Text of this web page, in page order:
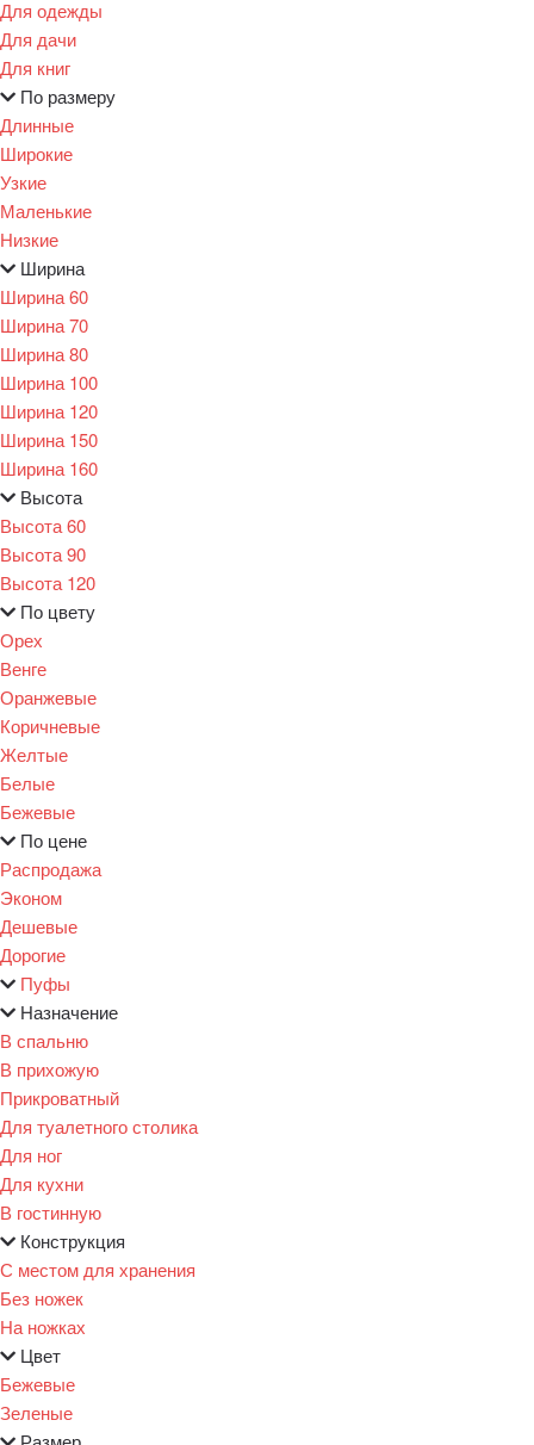
Для одежды
Для дачи
Для книг
По размеру
Длинные
Широкие
Узкие
Маленькие
Низкие
Ширина
Ширина 60
Ширина 70
Ширина 80
Ширина 100
Ширина 120
Ширина 150
Ширина 160
Высота
Высота 60
Высота 90
Высота 120
По цвету
Орех
Венге
Оранжевые
Коричневые
Желтые
Белые
Бежевые
По цене
Распродажа
Эконом
Дешевые
Дорогие
Пуфы
Назначение
В спальню
В прихожую
Прикроватный
Для туалетного столика
Для ног
Для кухни
В гостинную
Конструкция
С местом для хранения
Без ножек
На ножках
Цвет
Бежевые
Зеленые